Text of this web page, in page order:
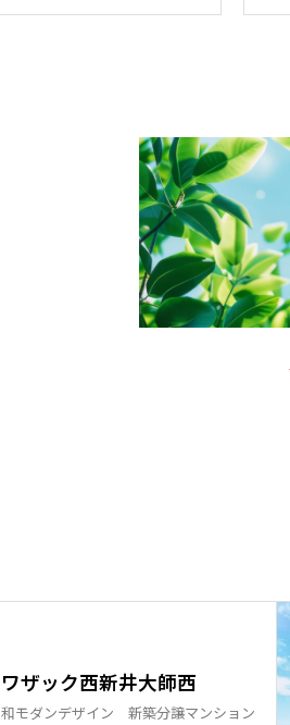
ワザック西新井大師西
和モダンデザイン 新築分譲マンション